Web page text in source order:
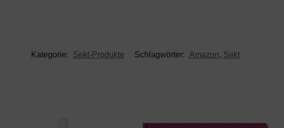
Kategorie: Sekt-Produkte Schlagwörter: Amazon, Sekt